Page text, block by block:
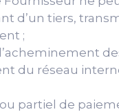
d’un tiers,
;
du réseau
partiel de